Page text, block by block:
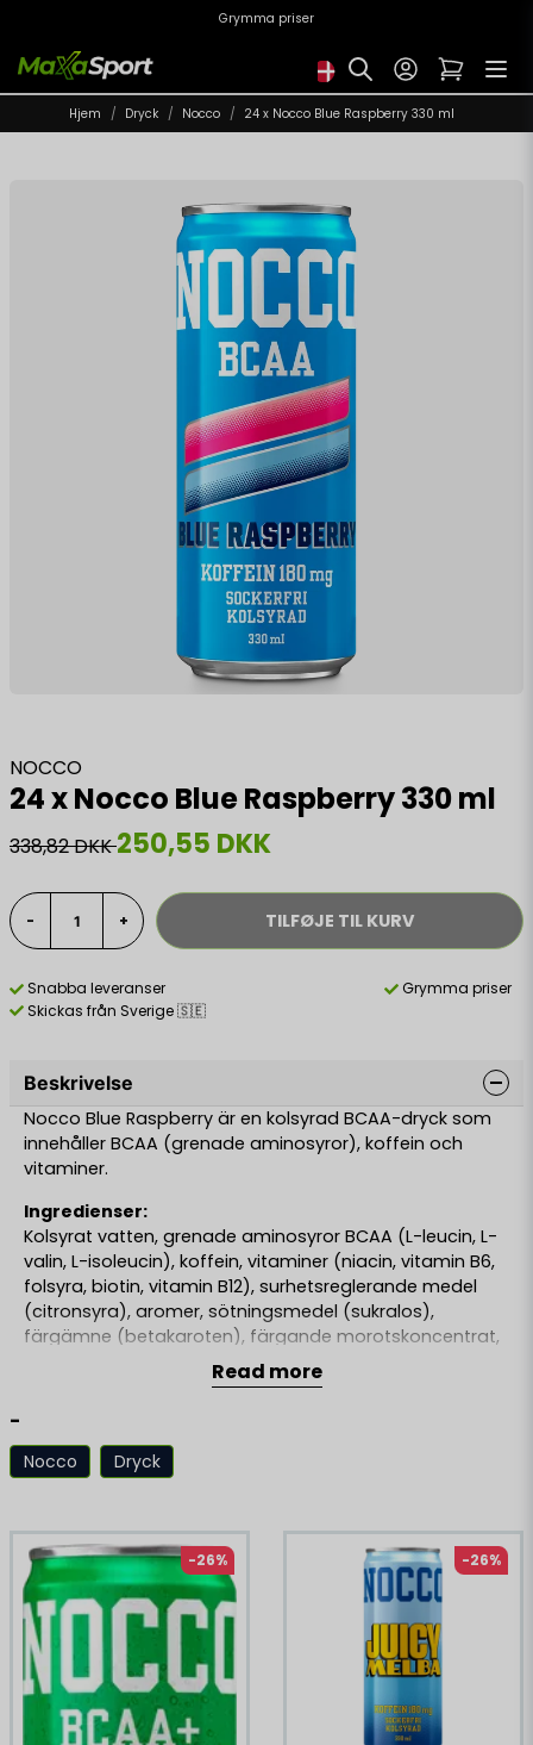
Grymma priser
Hjem Dryck Nocco 24 x Nocco Blue Raspberry 330 ml
NOCCO
24 x Nocco Blue Raspberry 330 ml
338,82 DKK250,55 DKK
- + TILFØJE TIL KURV
Snabba leveranser
Grymma priser
Skickas från Sverige 🇸🇪
Beskrivelse
Nocco Blue Raspberry är en kolsyrad BCAA-dryck som
innehåller BCAA (grenade aminosyror), koffein och
vitaminer.
Ingredienser:
Kolsyrat vatten, grenade aminosyror BCAA (L-leucin, L-
valin, L-isoleucin), koffein, vitaminer (niacin, vitamin B6,
folsyra, biotin, vitamin B12), surhetsreglerande medel
(citronsyra), aromer, sötningsmedel (sukralos),
färgämne (betakaroten), färgande morotskoncentrat,
konserveringsmedel (kaliumsorbat, natriumbensoat).
HÖG KOFFEINHALT (55 MG/100 ML).
ej för barn, gravida och ammande eller personer känsliga för
Öppnad burk bör konsumeras under dagen.
Förvaringsinstruktioner för konsument: Förvaras i
rumstemperatur eller vid lägst +2°C.
Read more
-
Nocco Dryck
-26% -26%